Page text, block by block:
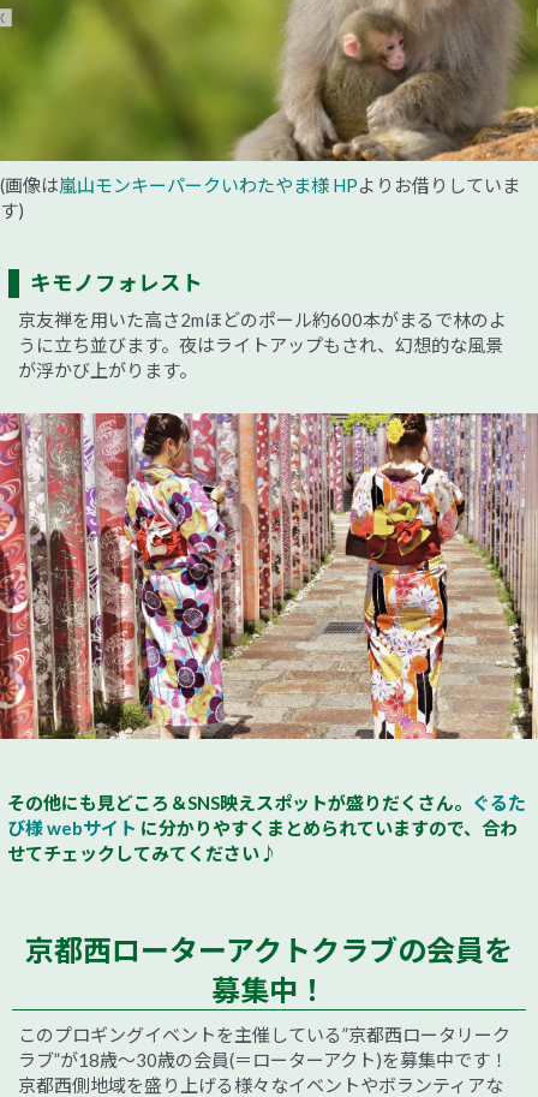
(画像は嵐山モンキーパークいわたやま様 HPよりお借りしていま
す)
キモノフォレスト
京友禅を用いた高さ2mほどのポール約600本がまるで林のよ
うに立ち並びます。夜はライトアップもされ、幻想的な風景
が浮かび上がります。
その他にも見どころ＆SNS映えスポットが盛りだくさん。
ぐるた
び様 webサイト に分かりやすくまとめられていますので、合わ
せてチェックしてみてください♪
京都西ローターアクトクラブの会員を
募集中！
このプロギングイベントを主催している”京都西ロータリーク
ラブ”が18歳～30歳の会員(＝ローターアクト)を募集中です！
京都西側地域を盛り上げる様々なイベントやボランティアな